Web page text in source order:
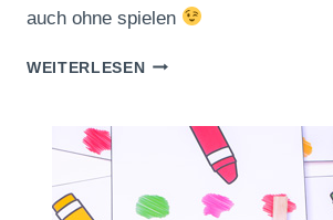
auch ohne spielen
WEITERLESEN